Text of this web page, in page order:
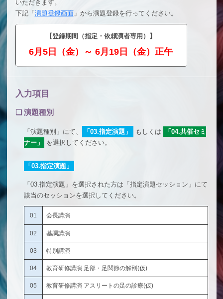
いただきます。
下記「 演題登録画面」から演題登録を行ってください。
【登録期間（指定・依頼演者専用）】
6月5日（金）～ 6月19日（金）正午
入力項目
❏演題種別
「演題種別」にて、 「03.指定演題」 もしくは
「04.共催セミ
ナー」
を選択してください。
「03.指定演題」
「03.指定演題」を選択された方は「指定演題セッション」にて
該当のセッションを選択してください。
01 会長講演
02 基調講演
03 特別講演
04 教育研修講演 足部・足関節の解剖(仮)
05 教育研修講演 アスリートの足の診療(仮)